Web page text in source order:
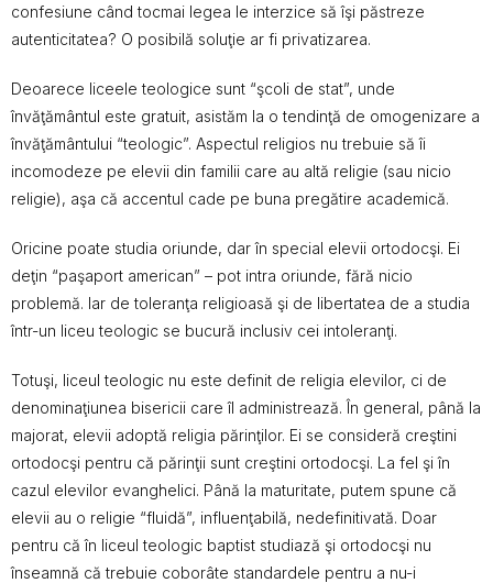
confesiune când tocmai legea le interzice să îşi păstreze
autenticitatea? O posibilă soluţie ar fi privatizarea.
Deoarece liceele teologice sunt “şcoli de stat”, unde
învăţământul este gratuit, asistăm la o tendinţă de omogenizare a
învăţământului “teologic”. Aspectul religios nu trebuie să îi
incomodeze pe elevii din familii care au altă religie (sau nicio
religie), aşa că accentul cade pe buna pregătire academică.
Oricine poate studia oriunde, dar în special elevii ortodocşi. Ei
deţin “paşaport american” – pot intra oriunde, fără nicio
problemă. Iar de toleranţa religioasă şi de libertatea de a studia
într-un liceu teologic se bucură inclusiv cei intoleranţi.
Totuşi, liceul teologic nu este definit de religia elevilor, ci de
denominaţiunea bisericii care îl administrează. În general, până la
majorat, elevii adoptă religia părinţilor. Ei se consideră creştini
ortodocşi pentru că părinţii sunt creştini ortodocşi. La fel şi în
cazul elevilor evanghelici. Până la maturitate, putem spune că
elevii au o religie “fluidă”, influenţabilă, nedefinitivată. Doar
pentru că în liceul teologic baptist studiază şi ortodocşi nu
înseamnă că trebuie coborâte standardele pentru a nu-i